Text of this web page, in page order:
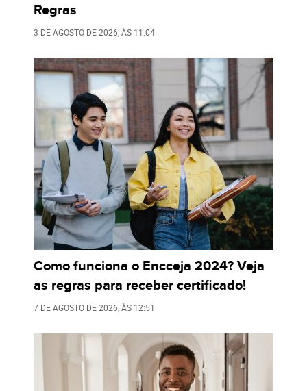
Regras
3 DE AGOSTO DE 2026 , ÀS 11:04
Como funciona o Encceja 2024? Veja
as regras para receber certificado!
7 DE AGOSTO DE 2026 , ÀS 12:51